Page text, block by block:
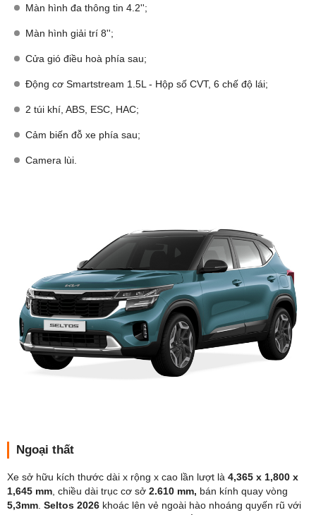
Màn hình đa thông tin 4.2'';​
Màn hình giải trí 8'';​
Cửa gió điều hoà phía sau;​
Động cơ Smartstream 1.5L - Hộp số CVT, 6 chế độ lái;​
2 túi khí, ABS, ESC, HAC;​
Cảm biến đỗ xe phía sau;​
Camera lùi.
Ngoại thất
Xe sở hữu kích thước dài x rộng x cao lần lượt là 4,365 x 1,800 x
1,645 mm , chiều dài trục cơ sở 2.610 mm, bán kính quay vòng
5,3mm Seltos 2026 khoác lên vẻ ngoài hào nhoáng quyến rũ với